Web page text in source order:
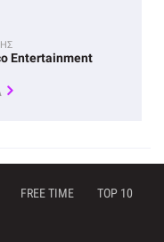
Entertainment
FREE TIME
TOP 10